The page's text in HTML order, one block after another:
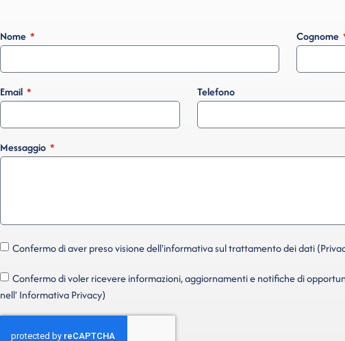
Nome Cognome
Email Telefono
Messaggio
Confermo di aver preso visione dell'informativa sul trattamento dei dati
Confermo di voler ricevere informazioni, aggiornamenti e notifiche di
nell' Informativa Privacy)